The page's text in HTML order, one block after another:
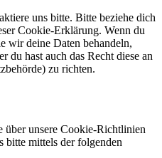
uns bitte. Bitte beziehe dich
Cookie-Erklärung. Wenn du
wir deine Daten behandeln,
du hast auch das Recht diese an
zu richten.
über unsere Cookie-Richtlinien
bitte mittels der folgenden